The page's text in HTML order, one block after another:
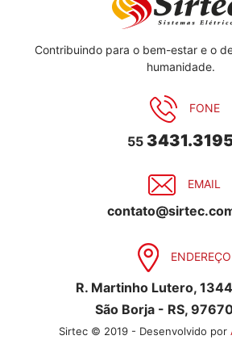
Contribuindo para o bem-estar e o
humanidade.
FONE
55
EMAIL
ENDEREÇO
R. Martinho Lutero,
São Borja - RS,
Sirtec © 2019 - Desenvolvido por